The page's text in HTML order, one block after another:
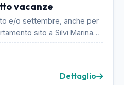
vacanze
e/o settembre, anche per
sito a Silvi Marina
L'appartame...
Dettaglio